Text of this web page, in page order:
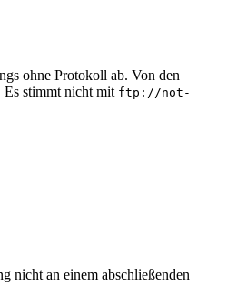
ohne Protokoll ab. Von den
stimmt nicht mit ftp://not-
nicht an einem abschließenden